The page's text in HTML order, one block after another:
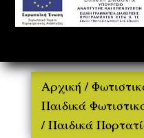
Αρχική /
Παιδικά
/ Παιδικά